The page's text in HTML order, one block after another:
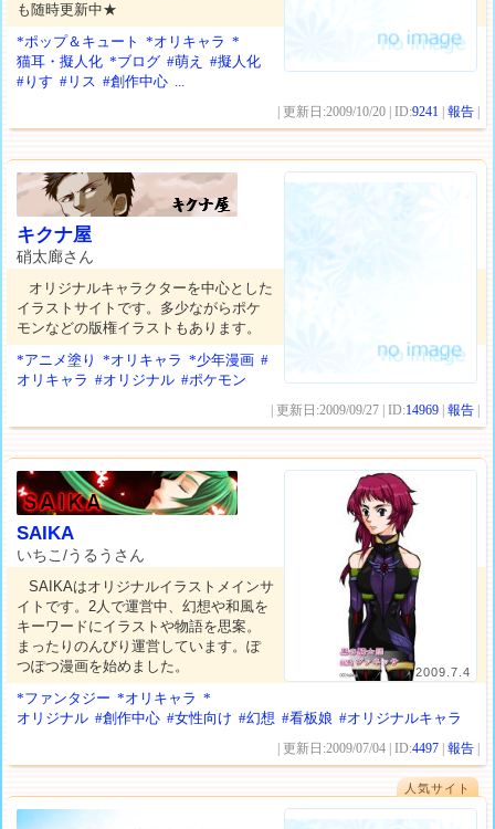
も随時更新中★
*ポップ＆キュート
*オリキャラ *
猫耳・擬人化 *ブログ #萌え
#擬人化
#りす #リス #創作中心 ...
| 更新日:2009/10/20 | ID:9241 |報告
キクナ屋
硝太廊さん
オリジナルキャラクターを中心とした
イラストサイトです。多少ながらポケ
モンなどの版権イラストもあります。
*アニメ塗り
*オリキャラ *少年漫画 #
オリキャラ #オリジナル #ポケモン
| 更新日:2009/09/27 | ID:14969 |報告
2009.7.4
SAIKA
いちこ/うるうさん
SAIKAはオリジナルイラストメインサ
イトです。2人で運営中、幻想や和風を
キーワードにイラストや物語を思案。
まったりのんびり運営しています。ぽ
つぽつ漫画を始めました。
*ファンタジー *オリキャラ *
オリジナル #創作中心 #女性向け #幻想 #看板娘 #オリジナルキャラ
| 更新日:2009/07/04 | ID:4497 |報告
人気サイト